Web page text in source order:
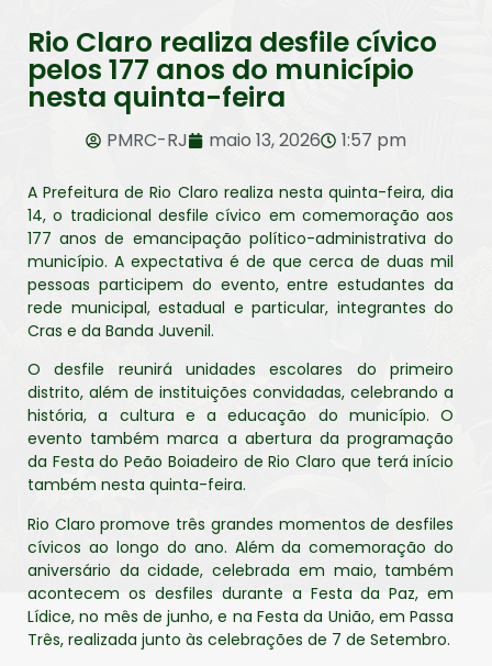
Rio Claro realiza desfile cívico
pelos 177 anos do município
nesta quinta-feira
PMRC-RJ maio 13, 2026 1:57 pm
A Prefeitura de Rio Claro realiza nesta quinta-feira, dia
14, o tradicional desfile cívico em comemoração aos
177 anos de emancipação político-administrativa do
município. A expectativa é de que cerca de duas mil
pessoas participem do evento, entre estudantes da
rede municipal, estadual e particular, integrantes do
Cras e da Banda Juvenil.
O desfile reunirá unidades escolares do primeiro
distrito, além de instituições convidadas, celebrando a
história, a cultura e a educação do município. O
evento também marca a abertura da programação
da Festa do Peão Boiadeiro de Rio Claro que terá início
também nesta quinta-feira.
Rio Claro promove três grandes momentos de desfiles
cívicos ao longo do ano. Além da comemoração do
aniversário da cidade, celebrada em maio, também
acontecem os desfiles durante a Festa da Paz, em
Lídice, no mês de junho, e na Festa da União, em Passa
Três, realizada junto às celebrações de 7 de Setembro.